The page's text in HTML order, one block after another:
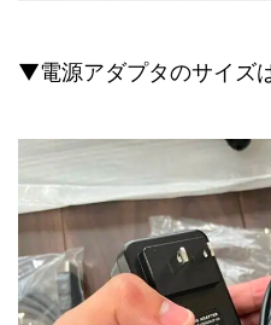
▼電源アダプタのサイズ